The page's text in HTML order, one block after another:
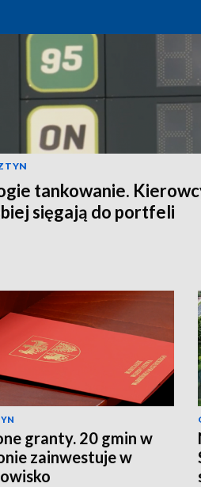
tankowanie.
sięgają do portfeli
granty. 20 gmin w
zainwestuje w